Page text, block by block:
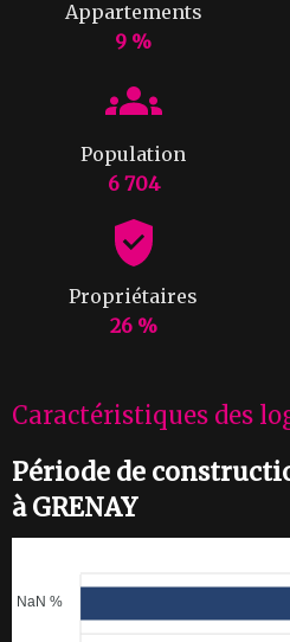
Appartements
9 %
Population
6 704
Propriétaires
26 %
Caractéristiques des
Période de
à GRENAY
NaN %